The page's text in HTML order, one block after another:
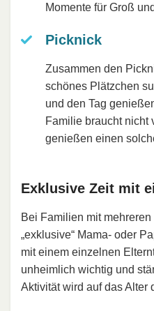
Momente für Groß
Picknick
Zusammen den
schönes Plätzchen
und den Tag
Familie braucht nicht
genießen einen
Exklusive Zeit mit
Bei Familien mit
„exklusive“ Mama- oder
mit einem einzelnen
unheimlich wichtig und
Aktivität wird auf das Alter